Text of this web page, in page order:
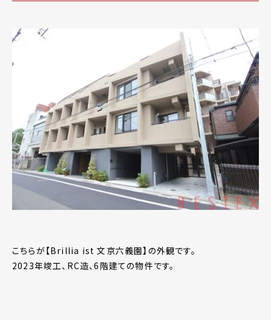
こちらが【Brillia ist 文京六義園】の外観です。
2023年竣工、RC造、6階建ての物件です。